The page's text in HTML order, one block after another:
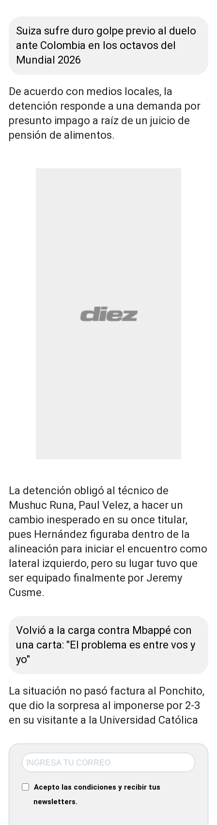
Suiza sufre duro golpe previo al duelo
ante Colombia en los octavos del
Mundial 2026
De acuerdo con medios locales, la
detención responde a una demanda por
presunto impago a raíz de un juicio de
pensión de alimentos.
La detención obligó al técnico de
Mushuc Runa, Paul Velez, a hacer un
cambio inesperado en su once titular,
pues Hernández figuraba dentro de la
alineación para iniciar el encuentro como
lateral izquierdo, pero su lugar tuvo que
ser equipado finalmente por Jeremy
Cusme.
Volvió a la carga contra Mbappé con
una carta: "El problema es entre vos y
yo"
La situación no pasó factura al Ponchito,
que dio la sorpresa al imponerse por 2-3
en su visitante a la Universidad Católica
Acepto las condiciones y recibir tus
newsletters.